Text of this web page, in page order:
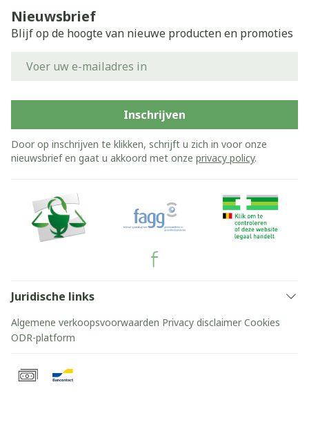
Nieuwsbrief
Blijf op de hoogte van nieuwe producten en promoties
Inschrijven
Door op inschrijven te klikken, schrijft u zich in voor onze
nieuwsbrief en gaat u akkoord met onze privacy policy.
Juridische links
Algemene verkoopsvoorwaarden Privacy disclaimer Cookies
ODR-platform